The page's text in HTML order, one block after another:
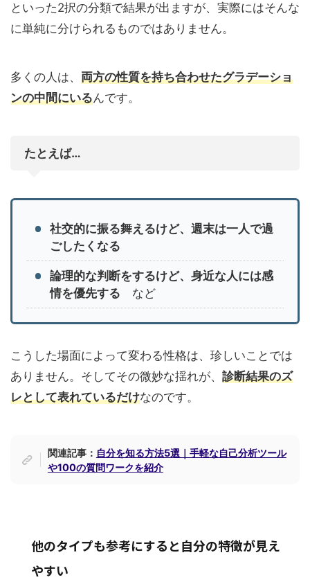
といった2択の分類で結果が出ますが、実際にはそんな
に単純に分けられるものではありません。
多くの人は、 両方の性質を持ち合わせたグラデーショ
ンの中間にいるんです。
たとえば…
社交的に振る舞えるけど、週末は一人で過
ごしたくなる
論理的な判断をするけど、身近な人には感
情を優先する など
こうした場面によって変わる性格は、珍しいことでは
ありません。そしてその微妙な揺れが、 診断結果のズ
レとして表れているだけなのです。
関連記事： 自分を知る方法5選｜手軽な自己分析ツール
や100の質問ワークを紹介
他のタイプも参考にすると自分の特徴が見え
やすい